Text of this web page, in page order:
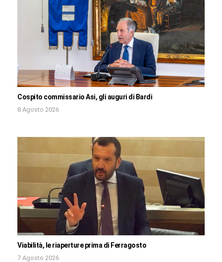
Cospito commissario Asi, gli auguri di Bardi
8 Agosto 2026
Viabilità, le riaperture prima di Ferragosto
7 Agosto 2026